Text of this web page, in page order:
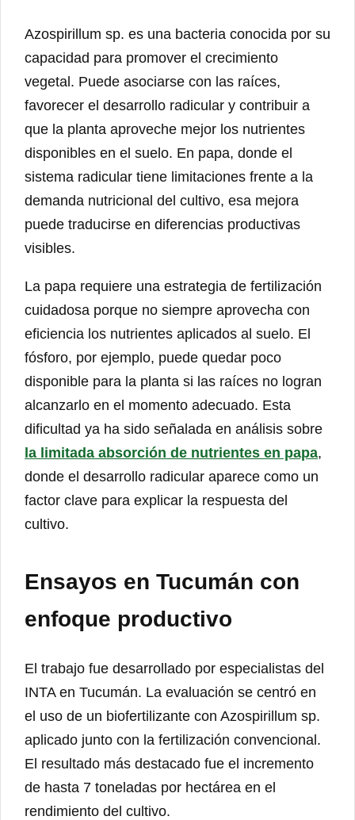
Azospirillum sp. es una bacteria conocida por su
capacidad para promover el crecimiento
vegetal. Puede asociarse con las raíces,
favorecer el desarrollo radicular y contribuir a
que la planta aproveche mejor los nutrientes
disponibles en el suelo. En papa, donde el
sistema radicular tiene limitaciones frente a la
demanda nutricional del cultivo, esa mejora
puede traducirse en diferencias productivas
visibles.
La papa requiere una estrategia de fertilización
cuidadosa porque no siempre aprovecha con
eficiencia los nutrientes aplicados al suelo. El
fósforo, por ejemplo, puede quedar poco
disponible para la planta si las raíces no logran
alcanzarlo en el momento adecuado. Esta
dificultad ya ha sido señalada en análisis sobre
la limitada absorción de nutrientes en papa,
donde el desarrollo radicular aparece como un
factor clave para explicar la respuesta del
cultivo.
Ensayos en Tucumán con
enfoque productivo
El trabajo fue desarrollado por especialistas del
INTA en Tucumán. La evaluación se centró en
el uso de un biofertilizante con Azospirillum sp.
aplicado junto con la fertilización convencional.
El resultado más destacado fue el incremento
de hasta 7 toneladas por hectárea en el
rendimiento del cultivo.